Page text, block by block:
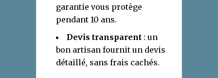
garantie vous protège
pendant 10 ans.
Devis transparent : un
bon artisan fournit un devis
détaillé, sans frais cachés.